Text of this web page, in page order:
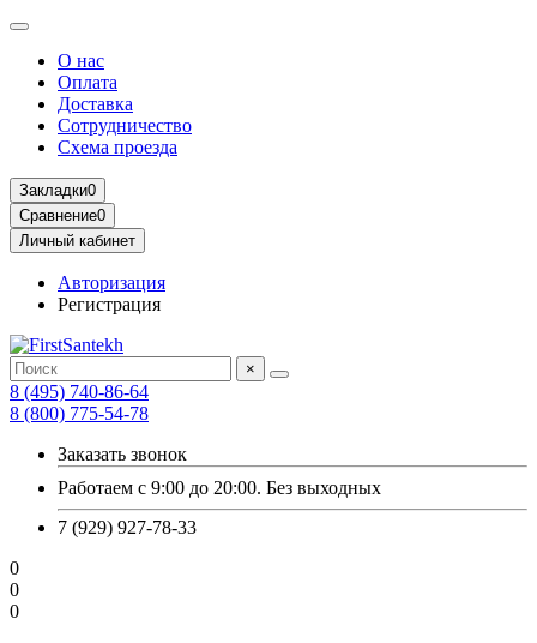
О нас
Оплата
Доставка
Сотрудничество
Схема проезда
Закладки0
Сравнение0
Личный кабинет
Авторизация
Регистрация
×
8 (495) 740-86-64
8 (800) 775-54-78
Заказать звонок
Работаем с 9:00 до 20:00. Без выходных
7 (929) 927-78-33
0
0
0